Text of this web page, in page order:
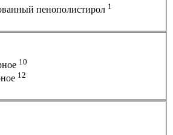
пенополистирол 1
10
12